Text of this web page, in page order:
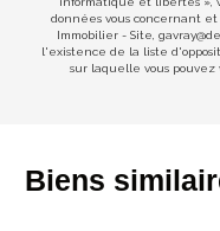
données vous concernant
Immobilier - Site,
l'existence de la liste
sur laquelle vous pouvez
Biens